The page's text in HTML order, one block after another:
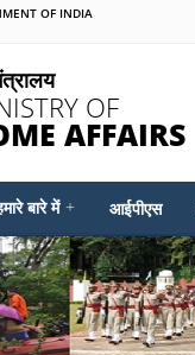
OF INDIA
OF
AFFAIRS
बारे में + आईपीएस